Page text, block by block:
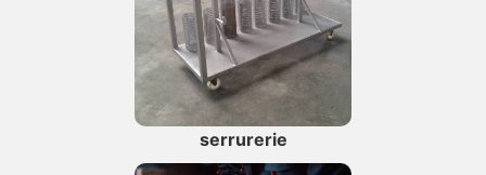
serrurerie